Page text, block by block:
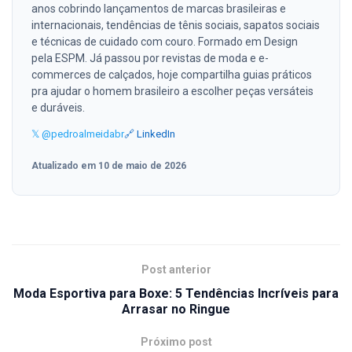
anos cobrindo lançamentos de marcas brasileiras e
internacionais, tendências de tênis sociais, sapatos sociais
e técnicas de cuidado com couro. Formado em Design
pela ESPM. Já passou por revistas de moda e e-
commerces de calçados, hoje compartilha guias práticos
pra ajudar o homem brasileiro a escolher peças versáteis
e duráveis.
𝕏 @pedroalmeidabr🔗 LinkedIn
Atualizado em 10 de maio de 2026
Post anterior
Moda Esportiva para Boxe: 5 Tendências Incríveis para
Arrasar no Ringue
Próximo post